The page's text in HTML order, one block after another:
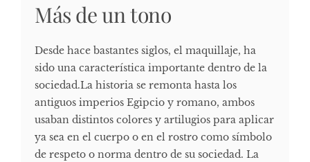
Más de un tono
Desde hace bastantes siglos, el maquillaje, ha
sido una característica importante dentro de la
sociedad.La historia se remonta hasta los
antiguos imperios Egipcio y romano, ambos
usaban distintos colores y artilugios para aplicar
ya sea en el cuerpo o en el rostro como símbolo
de respeto o norma dentro de su sociedad. La